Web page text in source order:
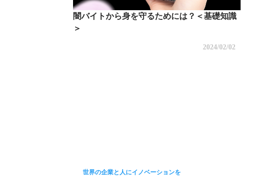
闇バイトから身を守るためには？＜基礎知識
＞
2024/02/02
世界の企業と人にイノベーションを